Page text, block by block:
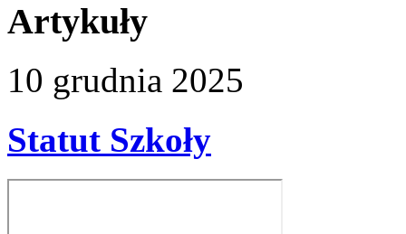
Artykuły
10 grudnia 2025
Statut Szkoły